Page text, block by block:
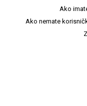
Ako
Ako nemate